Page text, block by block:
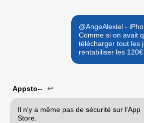
@AngeAlexiel -
Comme si on avait
télécharger tout les
rentabiliser les
Appsto-- ↩
Il n'y a même pas de sécurité sur l'App
Store.